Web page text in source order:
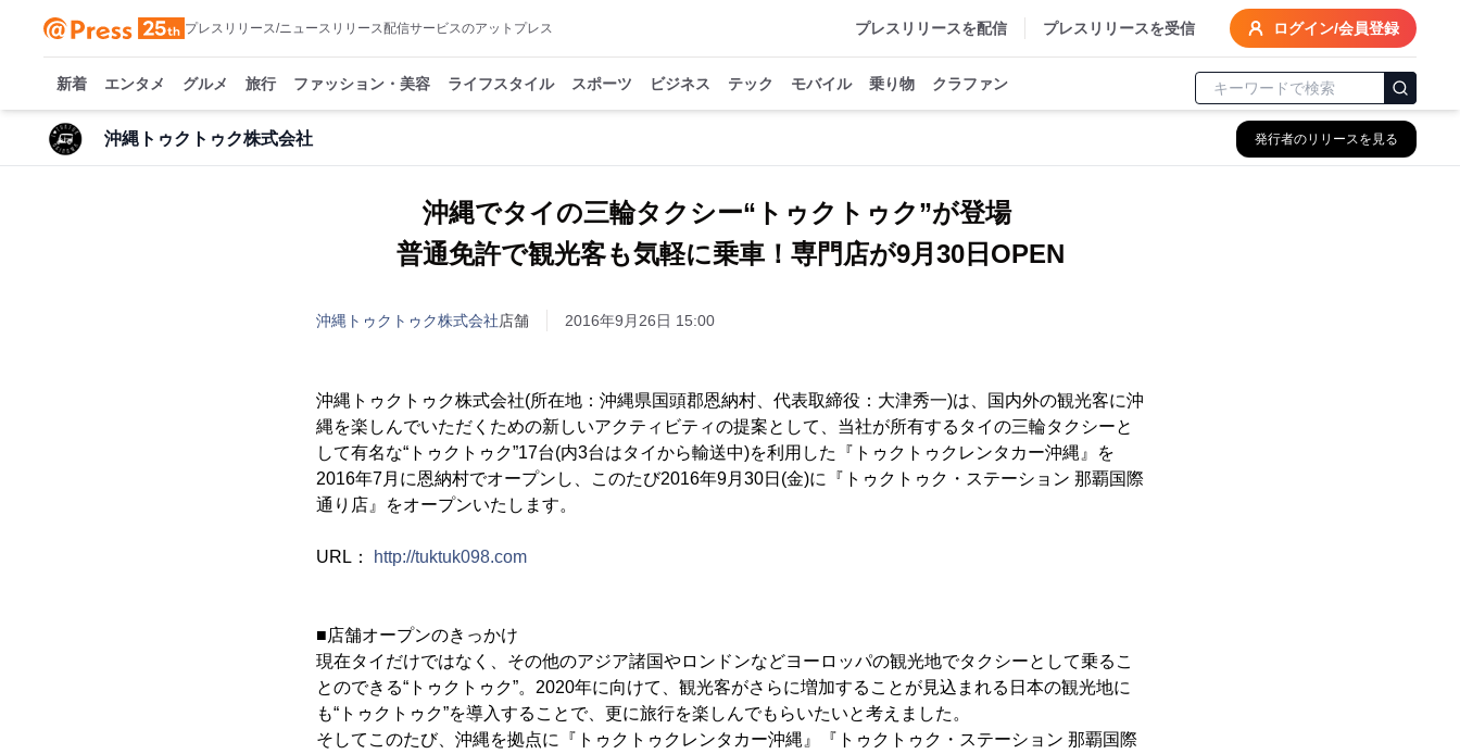
プレスリリース/ニュースリリース配信サービスのアットプレス プレスリリースを配信 プレスリリースを受信 ログイン/会員登録
新着 エンタメ グルメ 旅行 ファッション・美容 ライフスタイル スポーツ ビジネス テック モバイル 乗り物 クラファン
沖縄トゥクトゥク株式会社 発行者のリリースを見る
沖縄でタイの三輪タクシー“トゥクトゥク”が登場
普通免許で観光客も気軽に乗車！専門店が9月30日OPEN
沖縄トゥクトゥク株式会社店舗 2016年9月26日 15:00
沖縄トゥクトゥク株式会社(所在地：沖縄県国頭郡恩納村、代表取締役：大津秀一)は、国内外の観光客に沖
縄を楽しんでいただくための新しいアクティビティの提案として、当社が所有するタイの三輪タクシーと
して有名な“トゥクトゥク”17台(内3台はタイから輸送中)を利用した『トゥクトゥクレンタカー沖縄』を
2016年7月に恩納村でオープンし、このたび2016年9月30日(金)に『トゥクトゥク・ステーション 那覇国際
通り店』をオープンいたします。
URL： http://tuktuk098.com
■店舗オープンのきっかけ
現在タイだけではなく、その他のアジア諸国やロンドンなどヨーロッパの観光地でタクシーとして乗るこ
とのできる“トゥクトゥク”。2020年に向けて、観光客がさらに増加することが見込まれる日本の観光地に
も“トゥクトゥク”を導入することで、更に旅行を楽しんでもらいたいと考えました。
そしてこのたび、沖縄を拠点に『トゥクトゥクレンタカー沖縄』『トゥクトゥク・ステーション 那覇国際